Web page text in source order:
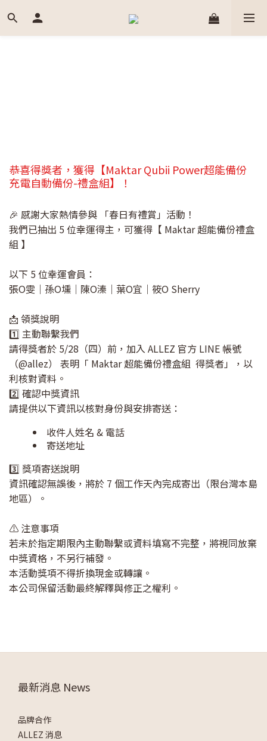
恭喜得獎者，獲得【Maktar Qubii Power超能備份
充電自動備份-禮盒組】！
🎉 感謝大家熱情參與 「春日有禮賞」活動！
我們已抽出 5 位幸運得主，可獲得【 Maktar 超能備份禮盒
組 】
以下 5 位幸運會員：
張O雯｜孫O壎｜陳O溱｜葉O宜｜筱O Sherry
📩 領獎說明
1️⃣ 主動聯繫我們
請得獎者於 5/28（四）前，加入 ALLEZ 官方 LINE 帳號
（@allez） 表明「 Maktar 超能備份禮盒組 得獎者」，以
利核對資料。
2️⃣ 確認中獎資訊
請提供以下資訊以核對身份與安排寄送：
收件人姓名 & 電話
寄送地址
3️⃣ 獎項寄送說明
資訊確認無誤後，將於 7 個工作天內完成寄出（限台灣本島
地區）。
⚠️ 注意事項
若未於指定期限內主動聯繫或資料填寫不完整，將視同放棄
中獎資格，不另行補發。
本活動獎項不得折換現金或轉讓。
本公司保留活動最終解釋與修正之權利。
最新消息 News
品牌合作
ALLEZ 消息